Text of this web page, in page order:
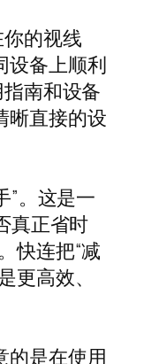
的视线
设备上顺利
南和设备
晰直接的设
”。这是一
真正省时
快连把“减
高效、
的是在使用